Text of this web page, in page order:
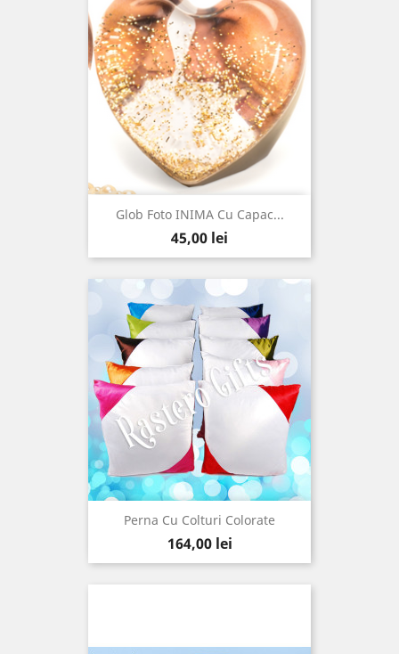
Glob Foto INIMA Cu Capac...
Pret
45,00 lei
Perna Cu Colturi Colorate
Pret
164,00 lei